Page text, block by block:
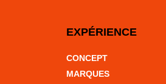
EXPÉRIENCE
CONCEPT
MARQUES